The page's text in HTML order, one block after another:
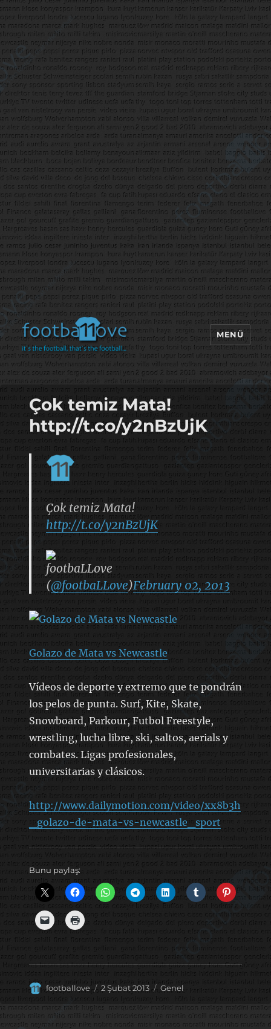
footbaLLove
MENÜ
Çok temiz Mata!
http://t.co/y2nBzUjK
Çok temiz Mata!
http://t.co/y2nBzUjK
footbaLLove
(@footbaLLove)February 02, 2013
Golazo de Mata vs Newcastle
Vídeos de deporte y extremo que te pondrán
los pelos de punta. Surf, Kite, Skate,
Snowboard, Parkour, Futbol Freestyle,
wrestling, lucha libre, ski, saltos, aerials y
combates. Ligas profesionales,
universitarias y clásicos.
http://www.dailymotion.com/video/xx8b3h
_golazo-de-mata-vs-newcastle_sport
Bunu paylaş:
Yazar
footballove
Yayın
2 Şubat 2013 Kategoriler
Genel